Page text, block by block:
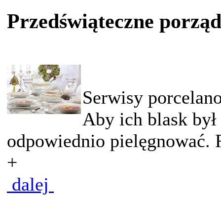
Przedświąteczne
Serwisy
Aby ich blask
odpowiednio pielęgnować.
+
dalej